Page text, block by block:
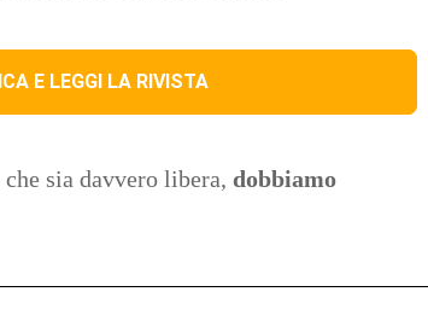
E LEGGI LA RIVISTA
sia davvero libera, dobbiamo